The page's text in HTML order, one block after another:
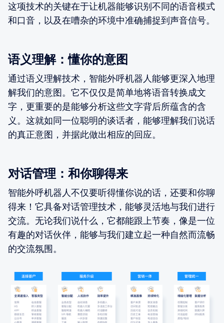
这项技术的关键在于让机器能够识别不同的语音模式
和口音，以及在嘈杂的环境中准确捕捉到声音信号。
语义理解：懂你的意图
通过语义理解技术，智能外呼机器人能够更深入地理
解我们的意图。它不仅仅是简单地将语音转换成文
字，更重要的是能够分析这些文字背后所蕴含的含
义。这就如同一位聪明的谈话者，能够理解我们说话
的真正意图，并据此做出相应的回应。
对话管理：和你聊得来
智能外呼机器人不仅要听得懂你说的话，还要和你聊
得来！它具备对话管理技术，能够灵活地与我们进行
交流。无论我们说什么，它都能跟上节奏，像是一位
有趣的对话伙伴，能够与我们建立起一种自然而流畅
的交流氛围。